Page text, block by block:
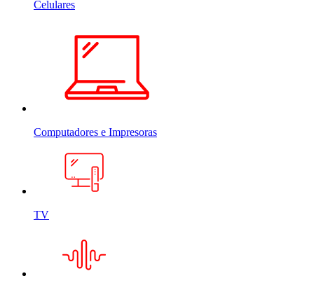
Celulares
Computadores e Impresoras
TV